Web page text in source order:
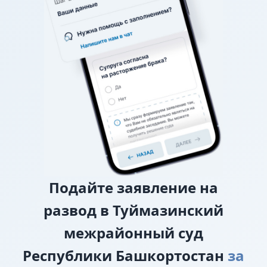
О взыскании алиментов
Если нет соглашения об
уплате алиментов, заверенного у нотариуса, то
требование о взыскании алиментов заявляется в
исковом заявлении о разводе.
О лишении или ограничении родительских
Подайте заявление на
развод в Туймазинский
межрайонный суд
Республики Башкортостан за